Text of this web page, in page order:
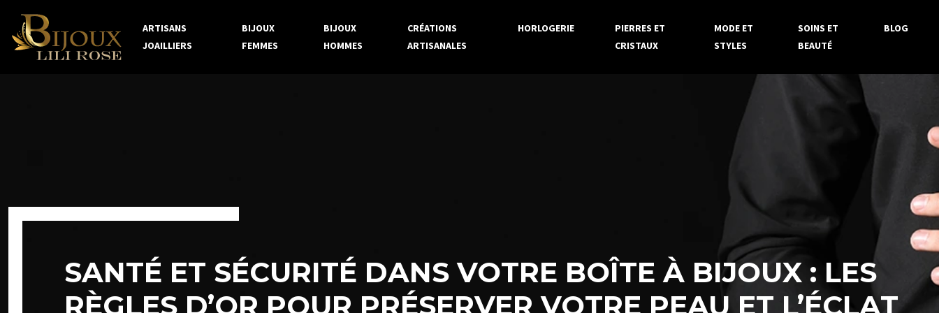
ARTISANS
JOAILLIERS
BIJOUX
FEMMES
BIJOUX
HOMMES
CRÉATIONS
ARTISANALES
HORLOGERIE
PIERRES ET
CRISTAUX
MODE ET
STYLES
SOINS ET
BEAUTÉ
BLOG
SANTÉ ET SÉCURITÉ DANS VOTRE BOÎTE À BIJOUX : LES
RÈGLES D’OR POUR PRÉSERVER VOTRE PEAU ET L’ÉCLAT